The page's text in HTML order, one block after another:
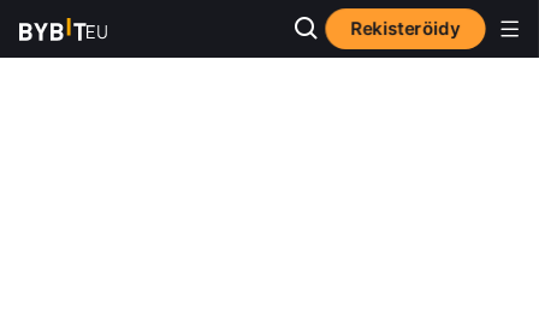
Rekisteröidy